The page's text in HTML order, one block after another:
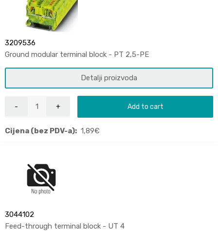
3209536
Ground modular terminal block - PT 2,5-PE
Detalji proizvoda
Add to cart
Cijena (bez PDV-a): 1,89€
3044102
Feed-through terminal block - UT 4